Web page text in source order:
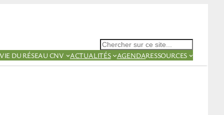
Rechercher
DU RÉSEAU CNV ACTUALITÉS AGENDARESSOURCES